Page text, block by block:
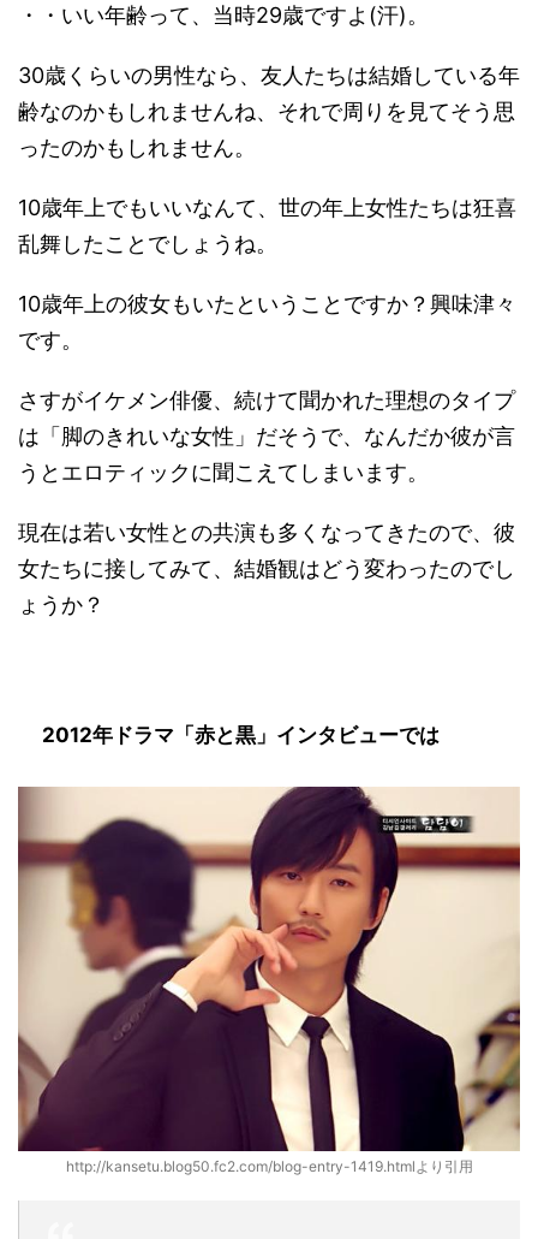
・・いい年齢って、当時29歳ですよ(汗)。
30歳くらいの男性なら、友人たちは結婚している年
齢なのかもしれませんね、それで周りを見てそう思
ったのかもしれません。
10歳年上でもいいなんて、世の年上女性たちは狂喜
乱舞したことでしょうね。
10歳年上の彼女もいたということですか？興味津々
です。
さすがイケメン俳優、続けて聞かれた理想のタイプ
は「脚のきれいな女性」だそうで、なんだか彼が言
うとエロティックに聞こえてしまいます。
現在は若い女性との共演も多くなってきたので、彼
女たちに接してみて、結婚観はどう変わったのでし
ょうか？
2012年ドラマ「赤と黒」インタビューでは
http://kansetu.blog50.fc2.com/blog-entry-1419.htmlより引用